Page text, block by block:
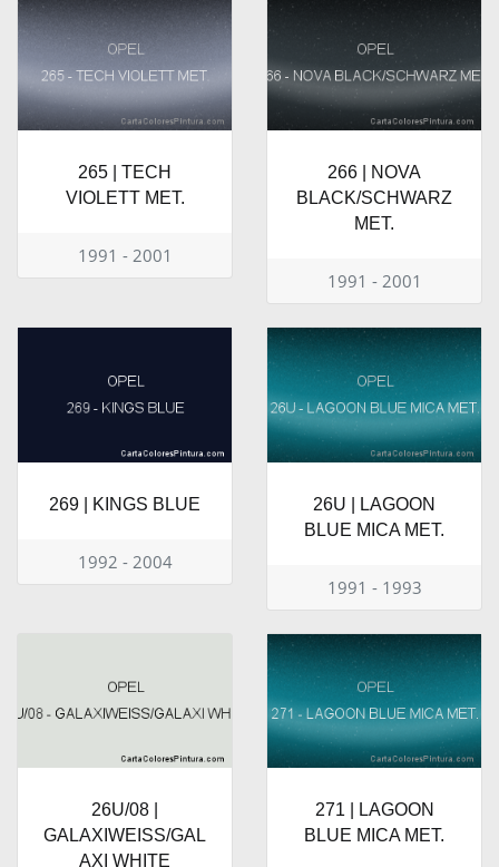
265 | TECH
VIOLETT MET.
1991 - 2001
266 | NOVA
BLACK/SCHWARZ
MET.
1991 - 2001
269 | KINGS BLUE
1992 - 2004
26U | LAGOON
BLUE MICA MET.
1991 - 1993
26U/08 |
GALAXIWEISS/GAL
AXI WHITE
271 | LAGOON
BLUE MICA MET.